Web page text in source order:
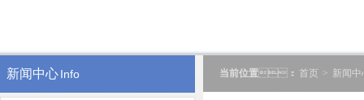
新闻中心Info 当前位置： 首页 > 新闻中